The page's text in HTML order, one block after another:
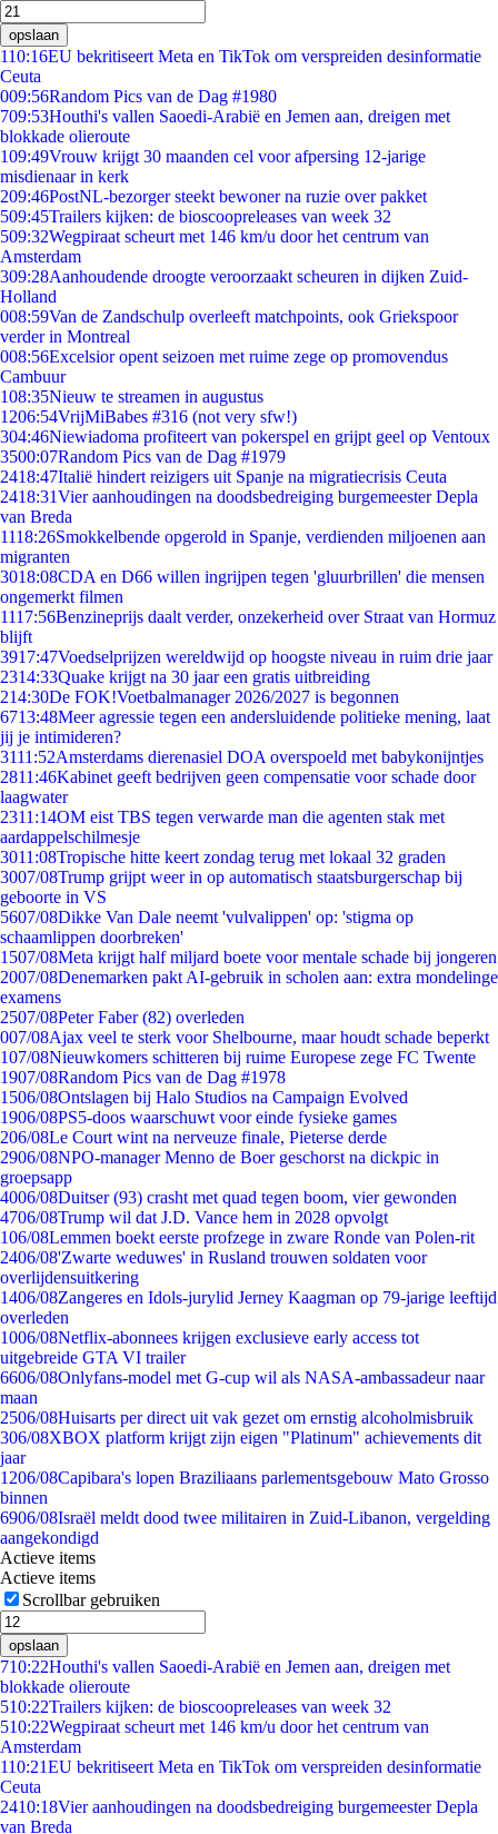
opslaan
110:16EU bekritiseert Meta en TikTok om verspreiden desinformatie
Ceuta
009:56Random Pics van de Dag #1980
709:53Houthi's vallen Saoedi-Arabië en Jemen aan, dreigen met
blokkade olieroute
109:49Vrouw krijgt 30 maanden cel voor afpersing 12-jarige
misdienaar in kerk
209:46PostNL-bezorger steekt bewoner na ruzie over pakket
509:45Trailers kijken: de bioscoopreleases van week 32
509:32Wegpiraat scheurt met 146 km/u door het centrum van
Amsterdam
309:28Aanhoudende droogte veroorzaakt scheuren in dijken Zuid-
Holland
008:59Van de Zandschulp overleeft matchpoints, ook Griekspoor
verder in Montreal
008:56Excelsior opent seizoen met ruime zege op promovendus
Cambuur
108:35Nieuw te streamen in augustus
1206:54VrijMiBabes #316 (not very sfw!)
304:46Niewiadoma profiteert van pokerspel en grijpt geel op Ventoux
3500:07Random Pics van de Dag #1979
2418:47Italië hindert reizigers uit Spanje na migratiecrisis Ceuta
2418:31Vier aanhoudingen na doodsbedreiging burgemeester Depla
van Breda
1118:26Smokkelbende opgerold in Spanje, verdienden miljoenen aan
migranten
3018:08CDA en D66 willen ingrijpen tegen 'gluurbrillen' die mensen
ongemerkt filmen
1117:56Benzineprijs daalt verder, onzekerheid over Straat van Hormuz
blijft
3917:47Voedselprijzen wereldwijd op hoogste niveau in ruim drie jaar
2314:33Quake krijgt na 30 jaar een gratis uitbreiding
214:30De FOK!Voetbalmanager 2026/2027 is begonnen
6713:48Meer agressie tegen een andersluidende politieke mening, laat
jij je intimideren?
3111:52Amsterdams dierenasiel DOA overspoeld met babykonijntjes
2811:46Kabinet geeft bedrijven geen compensatie voor schade door
laagwater
2311:14OM eist TBS tegen verwarde man die agenten stak met
aardappelschilmesje
3011:08Tropische hitte keert zondag terug met lokaal 32 graden
3007/08Trump grijpt weer in op automatisch staatsburgerschap bij
geboorte in VS
5607/08Dikke Van Dale neemt 'vulvalippen' op: 'stigma op
schaamlippen doorbreken'
1507/08Meta krijgt half miljard boete voor mentale schade bij jongeren
2007/08Denemarken pakt AI-gebruik in scholen aan: extra mondelinge
examens
2507/08Peter Faber (82) overleden
007/08Ajax veel te sterk voor Shelbourne, maar houdt schade beperkt
107/08Nieuwkomers schitteren bij ruime Europese zege FC Twente
1907/08Random Pics van de Dag #1978
1506/08Ontslagen bij Halo Studios na Campaign Evolved
1906/08PS5-doos waarschuwt voor einde fysieke games
206/08Le Court wint na nerveuze finale, Pieterse derde
2906/08NPO-manager Menno de Boer geschorst na dickpic in
groepsapp
4006/08Duitser (93) crasht met quad tegen boom, vier gewonden
4706/08Trump wil dat J.D. Vance hem in 2028 opvolgt
106/08Lemmen boekt eerste profzege in zware Ronde van Polen-rit
2406/08'Zwarte weduwes' in Rusland trouwen soldaten voor
overlijdensuitkering
1406/08Zangeres en Idols-jurylid Jerney Kaagman op 79-jarige leeftijd
overleden
1006/08Netflix-abonnees krijgen exclusieve early access tot
uitgebreide GTA VI trailer
6606/08Onlyfans-model met G-cup wil als NASA-ambassadeur naar
maan
2506/08Huisarts per direct uit vak gezet om ernstig alcoholmisbruik
306/08XBOX platform krijgt zijn eigen "Platinum" achievements dit
jaar
1206/08Capibara's lopen Braziliaans parlementsgebouw Mato Grosso
binnen
6906/08Israël meldt dood twee militairen in Zuid-Libanon, vergelding
aangekondigd
Actieve items
Actieve items
Scrollbar gebruiken
opslaan
710:22Houthi's vallen Saoedi-Arabië en Jemen aan, dreigen met
blokkade olieroute
510:22Trailers kijken: de bioscoopreleases van week 32
510:22Wegpiraat scheurt met 146 km/u door het centrum van
Amsterdam
110:21EU bekritiseert Meta en TikTok om verspreiden desinformatie
Ceuta
2410:18Vier aanhoudingen na doodsbedreiging burgemeester Depla
van Breda